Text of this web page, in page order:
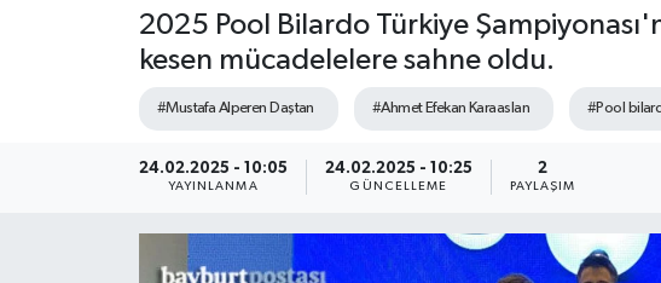
2025 Pool Bilardo Türkiye
kesen mücadelelere sahne oldu.
#Mustafa Alperen Daştan #Ahmet Efekan Karaaslan #Pool
24.02.2025 - 10:05
YAYINLANMA
24.02.2025 - 10:25
GÜNCELLEME
2
PAYLAŞIM
Haber Arşivi